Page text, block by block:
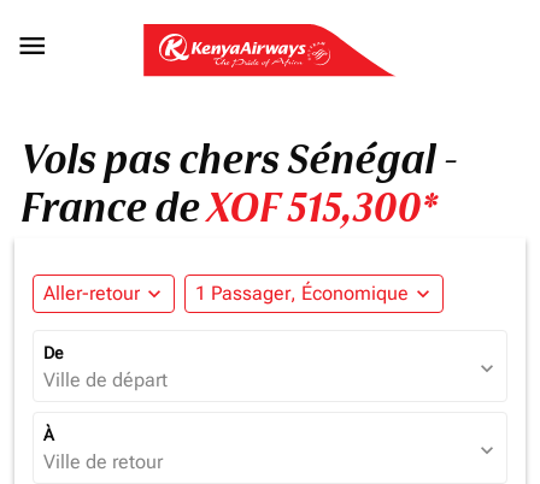

Vols pas chers Sénégal -
France deXOF 515,300*
Aller-retour expand_more 1 Passager, Économique expand_more
De
Ville de départ expand_more
À
Ville de retour expand_more